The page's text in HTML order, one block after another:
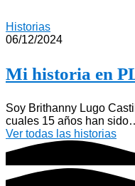
Historias
06/12/2024
Mi historia en
Soy Brithanny Lugo
cuales 15 años han
Ver todas las historias